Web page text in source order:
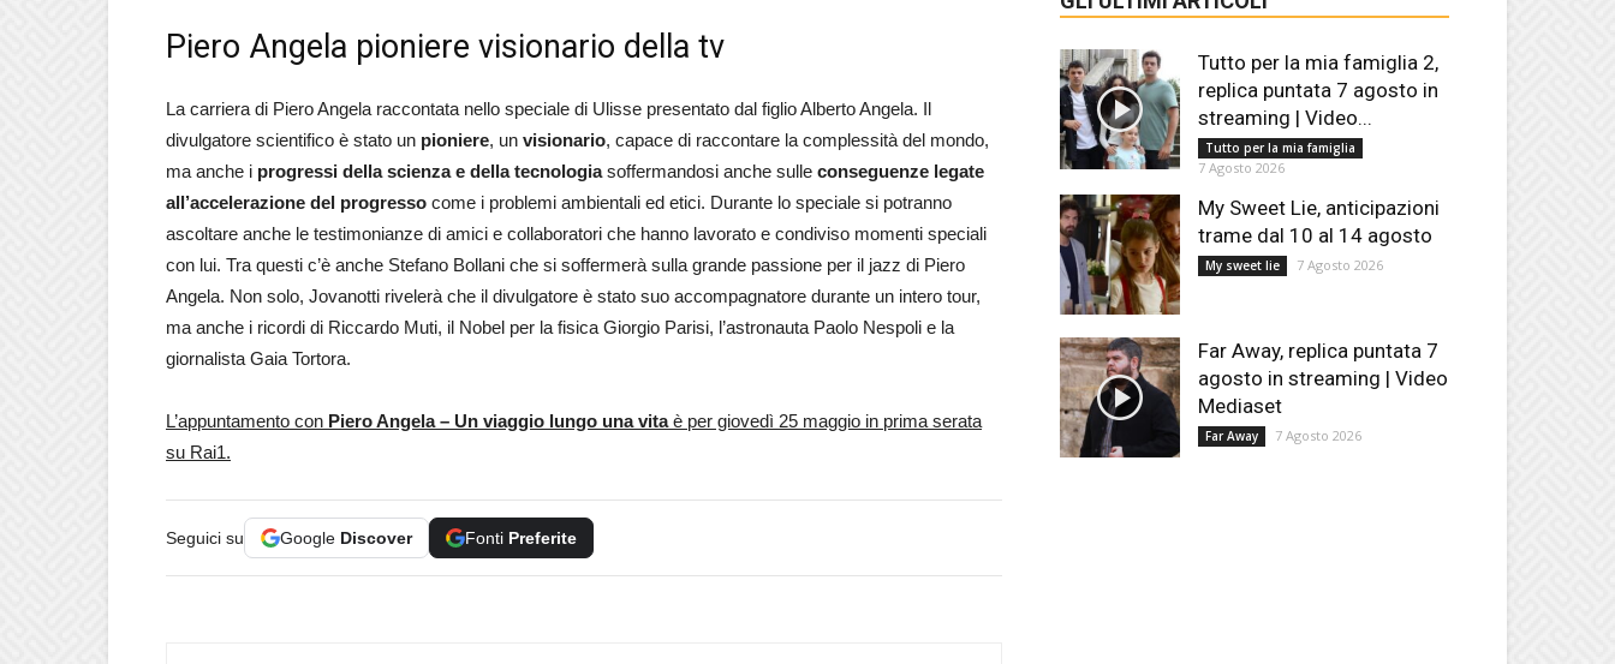
Piero Angela pioniere visionario della tv
La carriera di Piero Angela raccontata nello speciale di Ulisse presentato dal figlio Alberto Angela. Il
divulgatore scientifico è stato un pioniere, un visionario, capace di raccontare la complessità del mondo,
ma anche i progressi della scienza e della tecnologiasoffermandosi anche sulle conseguenze legate
all’accelerazione del progresso come i problemi ambientali ed etici. Durante lo speciale si potranno
ascoltare anche le testimonianze di amici e collaboratori che hanno lavorato e condiviso momenti speciali
con lui. Tra questi c’è anche Stefano Bollani che si soffermerà sulla grande passione per il jazz di Piero
Angela. Non solo, Jovanotti rivelerà che il divulgatore è stato suo accompagnatore durante un intero tour,
ma anche i ricordi di Riccardo Muti, il Nobel per la fisica Giorgio Parisi, l’astronauta Paolo Nespoli e la
giornalista Gaia Tortora.
L’appuntamento con Piero Angela – Un viaggio lungo una vitaè per giovedì 25 maggio in prima serata
su Rai1.
Seguici su Google Discover Fonti Preferite
Tutto per la mia famiglia 2,
replica puntata 7 agosto in
streaming | Video...
Tutto per la mia famiglia
7 Agosto 2026
My Sweet Lie, anticipazioni
trame dal 10 al 14 agosto
My sweet lie 7 Agosto 2026
Far Away, replica puntata 7
agosto in streaming | Video
Mediaset
Far Away 7 Agosto 2026